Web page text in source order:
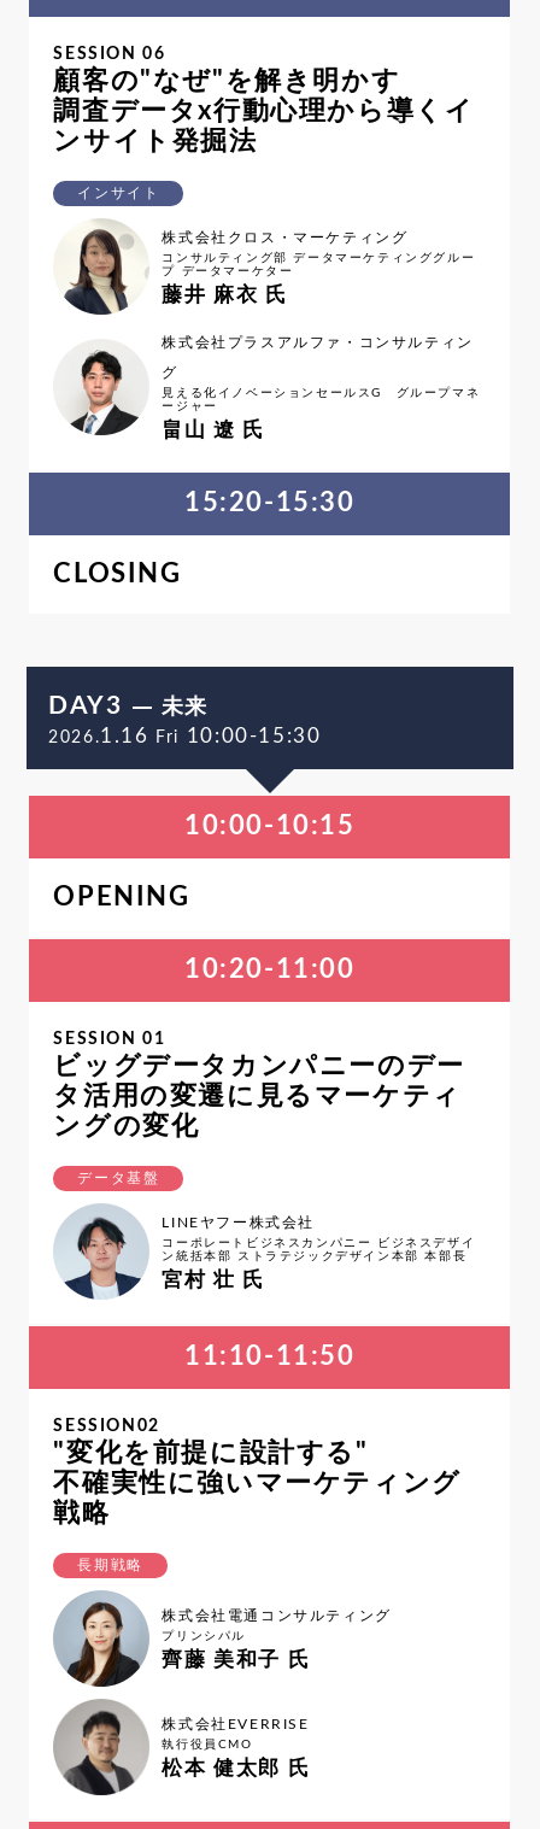
SESSION 06
顧客の"なぜ"を解き明かす
調査データx行動心理から導くイ
ンサイト発掘法
インサイト
株式会社クロス・マーケティング
コンサルティング部 データマーケティンググルー
プ データマーケター
藤井 麻衣 氏
株式会社プラスアルファ・コンサルティン
グ
見える化イノベーションセールスG グループマネ
ージャー
畠山 遼 氏
15:20-15:30
CLOSING
DAY3 未来
2026.1.16 Fri 10:00-15:30
10:00-10:15
OPENING
10:20-11:00
SESSION 01
ビッグデータカンパニーのデー
タ活用の変遷に見るマーケティ
ングの変化
データ基盤
LINEヤフー株式会社
コーポレートビジネスカンパニー ビジネスデザイ
ン統括本部 ストラテジックデザイン本部 本部長
宮村 壮 氏
11:10-11:50
SESSION02
"変化を前提に設計する"
不確実性に強いマーケティング
戦略
長期戦略
株式会社電通コンサルティング
プリンシパル
齊藤 美和子 氏
株式会社EVERRISE
執行役員CMO
松本 健太郎 氏